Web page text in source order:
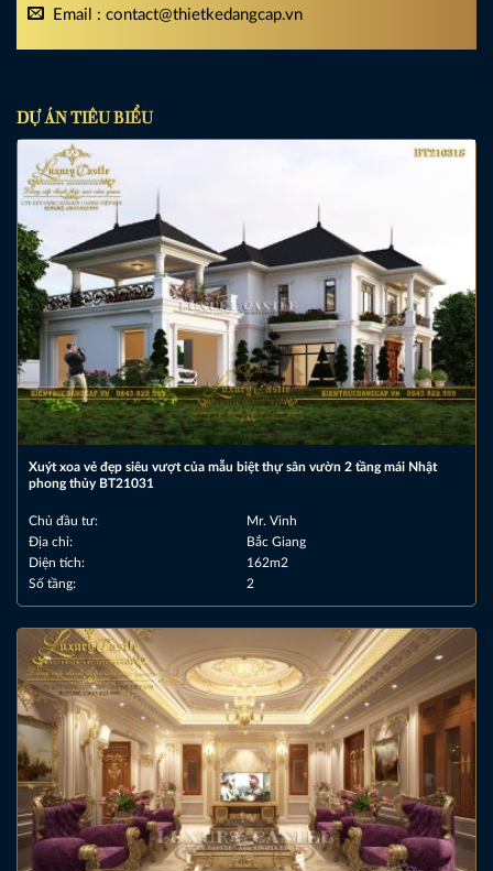
Email : contact@thietkedangcap.vn
DỰ ÁN TIÊU BIỂU
Xuýt xoa vẻ đẹp siêu vượt của mẫu biệt thự sân vườn 2 tầng mái Nhật
phong thủy BT21031
Chủ đầu tư:
Mr. Vinh
Địa chỉ:
Bắc Giang
Diện tích:
162m2
Số tầng:
2